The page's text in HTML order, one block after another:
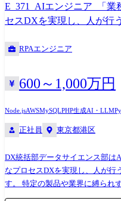
E_371_AIエンジニア_「
セスDXを実現し、人が行
RPAエンジニア
600～1,000万円
Node.jsAWSMySQLPHP生成AI・LLM
正社員 東京都港区
DX統括部データサイエンス部は
なプロセスDXを実現し、人が行
す。 特定の製品や業界に縛られ
自動化」に裁量を持って取り組